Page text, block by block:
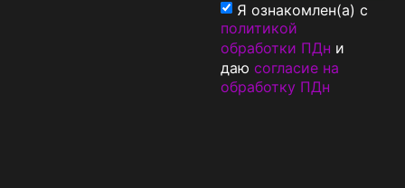
Я ознакомлен(а) с
политикой
обработки ПДн и
даю согласие на
обработку ПДн